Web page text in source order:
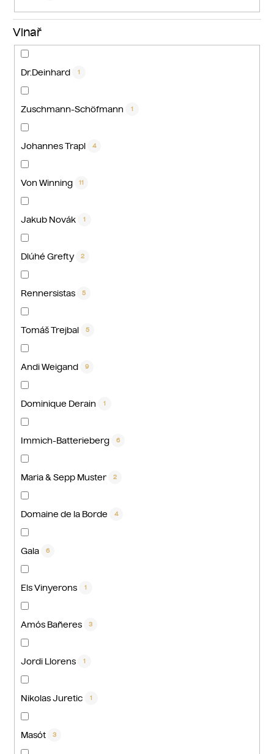
Vinař
Dr.Deinhard 1
Zuschmann-Schöfmann 1
Johannes Trapl 4
Von Winning 11
Jakub Novák 1
Dlúhé Grefty 2
Rennersistas 5
Tomáš Trejbal 5
Andi Weigand 9
Dominique Derain 1
Immich-Batterieberg 6
Maria & Sepp Muster 2
Domaine de la Borde 4
Gala 6
Els Vinyerons 1
Amós Bañeres 3
Jordi Llorens 1
Nikolas Juretic 1
Masót 3